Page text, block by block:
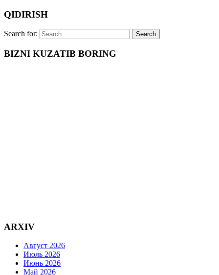
QIDIRISH
Search for:
BIZNI KUZATIB BORING
ARXIV
Август 2026
Июль 2026
Июнь 2026
Май 2026